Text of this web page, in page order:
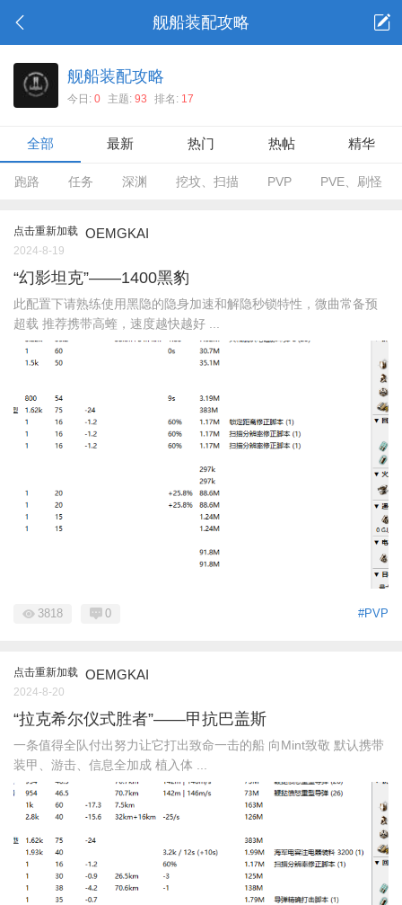
舰船装配攻略
舰船装配攻略
今日: 0 主题: 93 排名: 17
全部 最新 热门 热帖 精华
跑路 任务 深渊 挖坟、扫描 PVP PVE、刷怪
点击重新加载 OEMGKAI
2024-8-19
“幻影坦克”——1400黑豹
此配置下请熟练使用黑隐的隐身加速和解隐秒锁特性，微曲常备预
超载 推荐携带高蝰，速度越快越好 ...
#PVP
3818 0
点击重新加载 OEMGKAI
2024-8-20
“拉克希尔仪式胜者”——甲抗巴盖斯
一条值得全队付出努力让它打出致命一击的船 向Mint致敬 默认携带
装甲、游击、信息全加成 植入体 ...